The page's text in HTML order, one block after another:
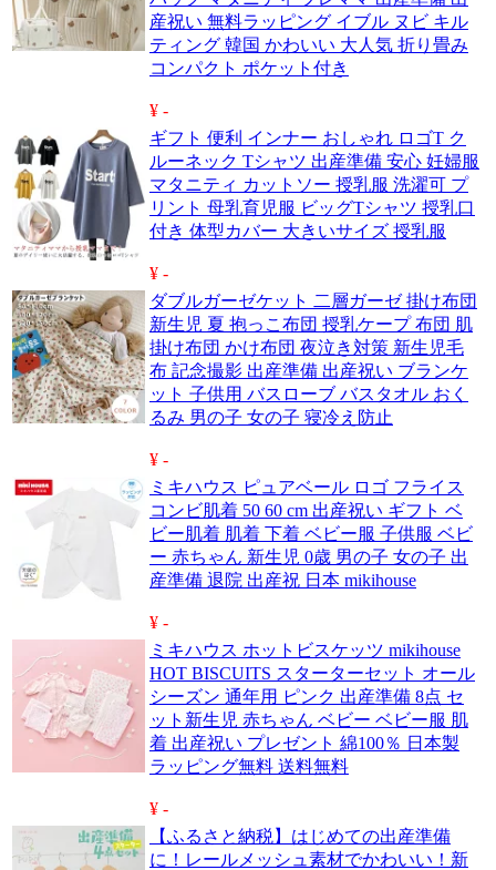
産祝い 無料ラッピング イブル ヌビ キル
ティング 韓国 かわいい 大人気 折り畳み
コンパクト ポケット付き
¥ -
ギフト 便利 インナー おしゃれ ロゴT ク
ルーネック Tシャツ 出産準備 安心 妊婦服
マタニティ カットソー 授乳服 洗濯可 プ
リント 母乳育児服 ビッグTシャツ 授乳口
付き 体型カバー 大きいサイズ 授乳服
¥ -
ダブルガーゼケット 二層ガーゼ 掛け布団
新生児 夏 抱っこ布団 授乳ケープ 布団 肌
掛け布団 かけ布団 夜泣き対策 新生児毛
布 記念撮影 出産準備 出産祝い ブランケ
ット 子供用 バスローブ バスタオル おく
るみ 男の子 女の子 寝冷え防止
¥ -
ミキハウス ピュアベール ロゴ フライス
コンビ肌着 50 60 cm 出産祝い ギフト ベ
ビー肌着 肌着 下着 ベビー服 子供服 ベビ
ー 赤ちゃん 新生児 0歳 男の子 女の子 出
産準備 退院 出産祝 日本 mikihouse
¥ -
ミキハウス ホットビスケッツ mikihouse
HOT BISCUITS スターターセット オール
シーズン 通年用 ピンク 出産準備 8点 セ
ット新生児 赤ちゃん ベビー ベビー服 肌
着 出産祝い プレゼント 綿100％ 日本製
ラッピング無料 送料無料
¥ -
【ふるさと納税】はじめての出産準備
に！レールメッシュ素材でかわいい！新